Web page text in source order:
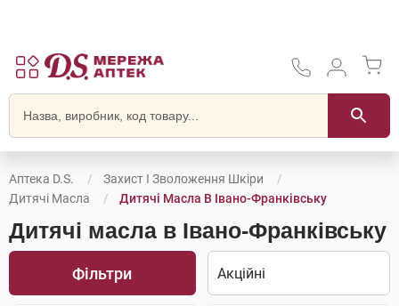
Аптека D.S.
Захист І Зволоження Шкіри
Дитячі Масла
Дитячі Масла В Івано-Франківську
Дитячі масла в Івано-Франківську
Фільтри